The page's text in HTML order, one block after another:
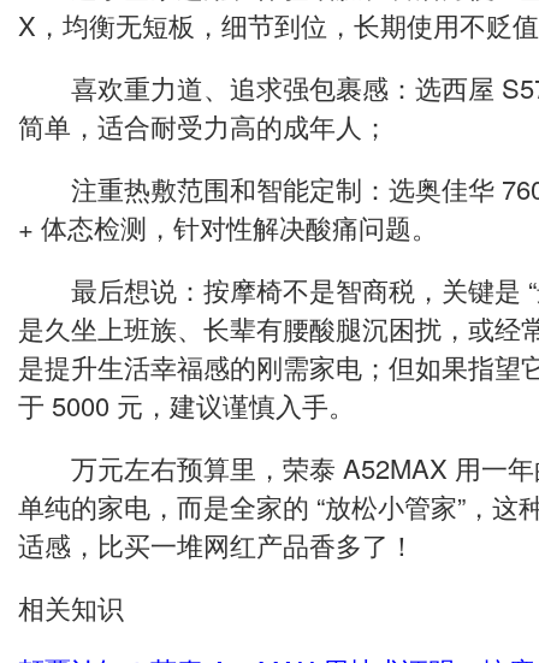
X，均衡无短板，细节到位，长期使用不贬
喜欢重力道、追求强包裹感：选西屋
简单，适合耐受力高的成年人；
注重热敷范围和智能定制：选奥佳华
+ 体态检测，针对性解决酸痛问题。
最后想说：按摩椅不是智商税，关键是 “
是久坐上班族、长辈有腰酸腿沉困扰，或经
是提升生活幸福感的刚需家电；但如果指望
于 5000 元，建议谨慎入手。
万元左右预算里，荣泰 A52MAX 用一年
单纯的家电，而是全家的 “放松小管家”，这
适感，比买一堆网红产品香多了！
相关知识